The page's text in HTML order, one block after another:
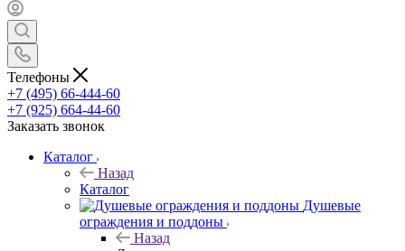
Телефоны
+7 (495) 66-444-60
+7 (925) 664-44-60
Заказать звонок
Каталог
Назад
Каталог
Душевые
ограждения и поддоны
Назад